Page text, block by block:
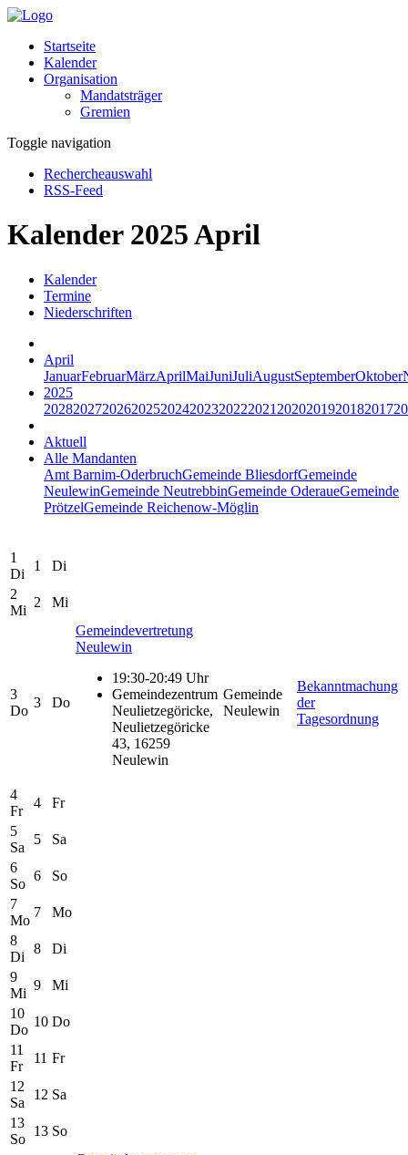
Startseite
Kalender
Organisation
Mandatsträger
Gremien
Toggle navigation
Rechercheauswahl
RSS-Feed
Kalender 2025 April
Kalender
Termine
Niederschriften
April
JanuarFebruarMärzAprilMaiJuniJuliAugustSeptemberOktober
2025
20282027202620252024202320222021 2020201920182017
Aktuell
Alle Mandanten
Amt Barnim-OderbruchGemeinde BliesdorfGemeinde
NeulewinGemeinde NeutrebbinGemeinde OderaueGemeinde
PrötzelGemeinde Reichenow-Möglin
1
Di
1
Di
2
Mi
2 Mi
3
Do
3 Do
Gemeindevertretung
Neulewin
19:30-20:49 Uhr
Gemeindezentrum
Neulietzegöricke,
Neulietzegöricke
43, 16259
Neulewin
Gemeinde
Neulewin
Bekanntmachung
der
Tagesordnung
4
Fr
4
Fr
5
Sa
5
Sa
6
So
6
So
7
Mo
7
Mo
8
Di
8
Di
9
Mi
9
Mi
10
Do
10 Do
11
Fr
11 Fr
12
Sa
12 Sa
13
So
13 So